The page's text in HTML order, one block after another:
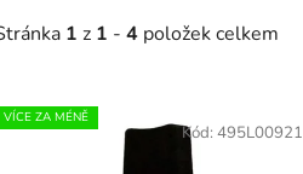
1 z 1 - 4 položek celkem
VÍCE ZA MÉNĚ
Kód: 495L00921